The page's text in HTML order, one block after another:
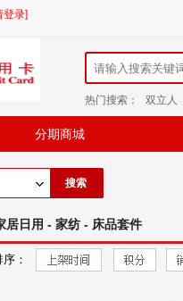
登录]
热门搜索： 双立人
分期商城
搜索
居日用 - 家纺 - 床品套件
序：